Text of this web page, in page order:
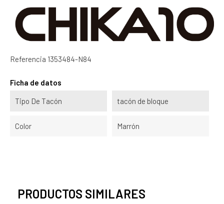
Referencia 1353484-N84
Ficha de datos
Tipo De Tacón tacón de bloque
Color Marrón
PRODUCTOS SIMILARES